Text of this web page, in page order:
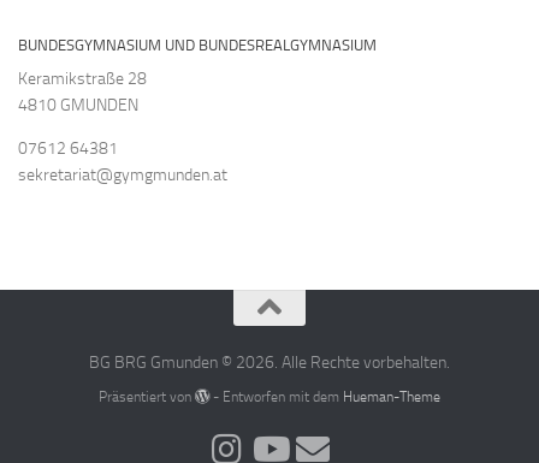
BUNDESGYMNASIUM UND BUNDESREALGYMNASIUM
Keramikstraße 28
4810 GMUNDEN
07612 64381
sekretariat@gymgmunden.at
BG BRG Gmunden © 2026. Alle Rechte vorbehalten.
Präsentiert von - Entworfen mit dem Hueman-Theme